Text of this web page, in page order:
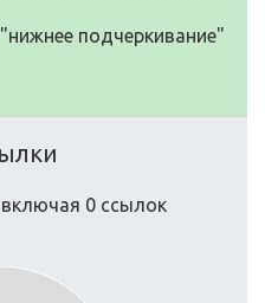
подчеркивание"
0 ссылок